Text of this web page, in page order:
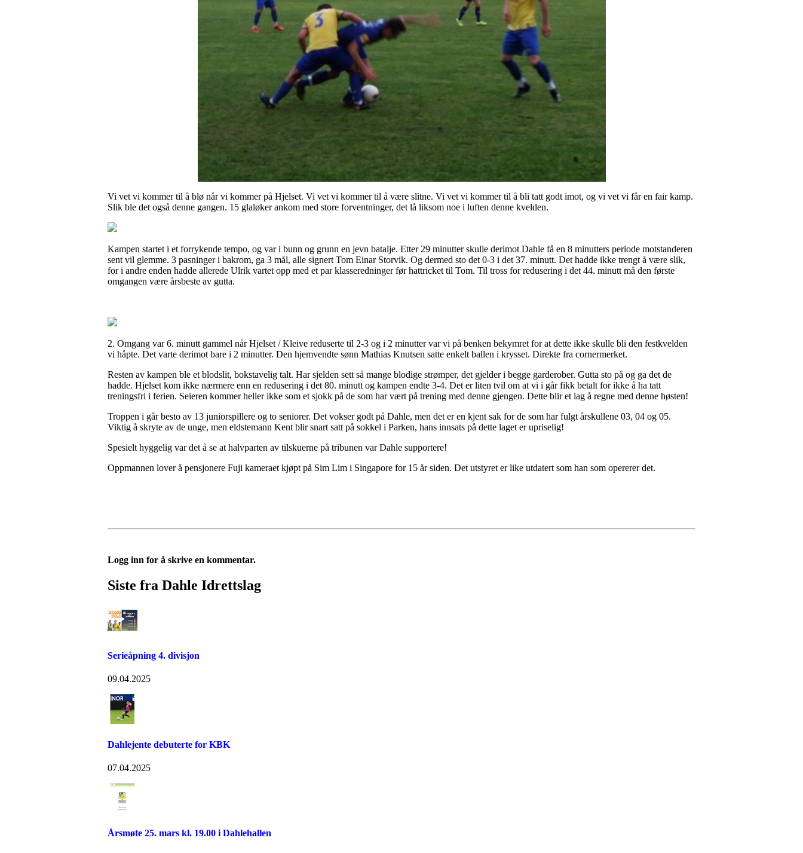
Vi vet vi kommer til å blø når vi kommer på Hjelset. Vi vet vi kommer til å være slitne. Vi vet vi kommer til å bli tatt godt imot, og vi vet vi får en fair kamp.
Slik ble det også denne gangen. 15 glaløker ankom med store forventninger, det lå liksom noe i luften denne kvelden.
Kampen startet i et forrykende tempo, og var i bunn og grunn en jevn batalje. Etter 29 minutter skulle derimot Dahle få en 8 minutters periode motstanderen
sent vil glemme. 3 pasninger i bakrom, ga 3 mål, alle signert Tom Einar Storvik. Og dermed sto det 0-3 i det 37. minutt. Det hadde ikke trengt å være slik,
for i andre enden hadde allerede Ulrik vartet opp med et par klasseredninger før hattricket til Tom. Til tross for redusering i det 44. minutt må den første
omgangen være årsbeste av gutta.
2. Omgang var 6. minutt gammel når Hjelset / Kleive reduserte til 2-3 og i 2 minutter var vi på benken bekymret for at dette ikke skulle bli den festkvelden
vi håpte. Det varte derimot bare i 2 minutter. Den hjemvendte sønn Mathias Knutsen satte enkelt ballen i krysset. Direkte fra cornermerket.
Resten av kampen ble et blodslit, bokstavelig talt. Har sjelden sett så mange blodige strømper, det gjelder i begge garderober. Gutta sto på og ga det de
hadde. Hjelset kom ikke nærmere enn en redusering i det 80. minutt og kampen endte 3-4. Det er liten tvil om at vi i går fikk betalt for ikke å ha tatt
treningsfri i ferien. Seieren kommer heller ikke som et sjokk på de som har vært på trening med denne gjengen. Dette blir et lag å regne med denne høsten!
Troppen i går besto av 13 juniorspillere og to seniorer. Det vokser godt på Dahle, men det er en kjent sak for de som har fulgt årskullene 03, 04 og 05.
Viktig å skryte av de unge, men eldstemann Kent blir snart satt på sokkel i Parken, hans innsats på dette laget er upriselig!
Spesielt hyggelig var det å se at halvparten av tilskuerne på tribunen var Dahle supportere!
Oppmannen lover å pensjonere Fuji kameraet kjøpt på Sim Lim i Singapore for 15 år siden. Det utstyret er like utdatert som han som opererer det.
Logg inn for å skrive en kommentar.
Siste fra Dahle Idrettslag
Serieåpning 4. divisjon
09.04.2025
Dahlejente debuterte for KBK
07.04.2025
Årsmøte 25. mars kl. 19.00 i Dahlehallen